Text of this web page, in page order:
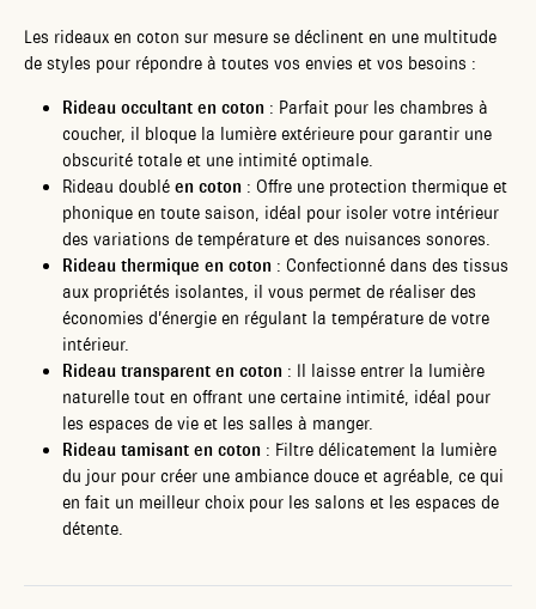
Les rideaux en coton sur mesure se déclinent en une multitude
de styles pour répondre à toutes vos envies et vos besoins :
Rideau occultant en coton : Parfait pour les chambres à
coucher, il bloque la lumière extérieure pour garantir une
obscurité totale et une intimité optimale.
Rideau doublé en coton : Offre une protection thermique et
phonique en toute saison, idéal pour isoler votre intérieur
des variations de température et des nuisances sonores.
Rideau thermique en coton : Confectionné dans des tissus
aux propriétés isolantes, il vous permet de réaliser des
économies d’énergie en régulant la température de votre
intérieur.
Rideau transparent en coton : Il laisse entrer la lumière
naturelle tout en offrant une certaine intimité, idéal pour
les espaces de vie et les salles à manger.
Rideau tamisant en coton : Filtre délicatement la lumière
du jour pour créer une ambiance douce et agréable, ce qui
en fait un meilleur choix pour les salons et les espaces de
détente.